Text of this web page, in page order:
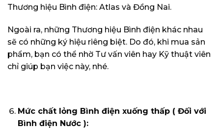
Thương hiệu Bình điện: Atlas và Đồng Nai.
Ngoài ra, những Thương hiệu Bình điện khác nhau
sẽ có những ký hiệu riêng biệt. Do đó, khi mua sản
phẩm, bạn có thể nhờ Tư vấn viên hay Kỹ thuật viên
chỉ giúp bạn việc này, nhé.
Mức chất lỏng Bình điện xuống thấp ( Đối với
Bình điện Nước ):